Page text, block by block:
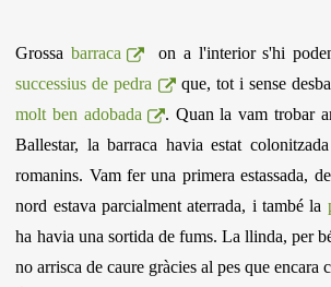
Grossabarraca on a l'interior s'hi
successius de pedra
que, tot i sense
molt ben adobada
. Quan la vam trobar
Ballestar, la barraca havia estat
romanins. Vam fer una primera estassada,
nord estava parcialment aterrada, i també la
ha havia una sortida de fums. La llinda, per
no arrisca de caure gràcies al pes que encara